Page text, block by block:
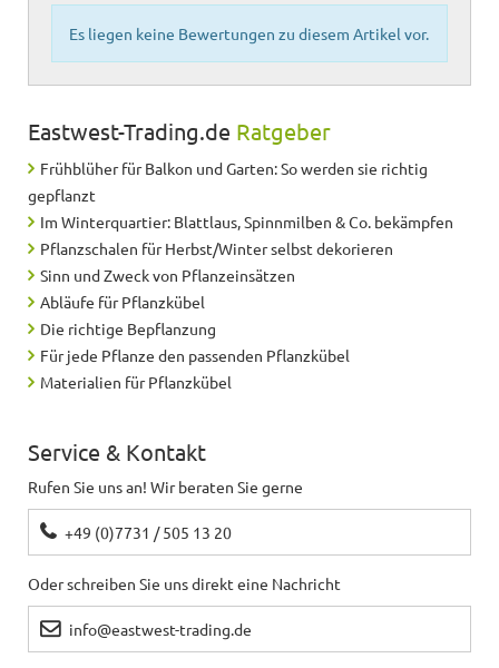
Es liegen keine Bewertungen zu diesem Artikel vor.
Eastwest-Trading.de Ratgeber
Frühblüher für Balkon und Garten: So werden sie richtig
gepflanzt
Im Winterquartier: Blattlaus, Spinnmilben & Co. bekämpfen
Pflanzschalen für Herbst/Winter selbst dekorieren
Sinn und Zweck von Pflanzeinsätzen
Abläufe für Pflanzkübel
Die richtige Bepflanzung
Für jede Pflanze den passenden Pflanzkübel
Materialien für Pflanzkübel
Service & Kontakt
Rufen Sie uns an! Wir beraten Sie gerne
+49 (0)7731 / 505 13 20
Oder schreiben Sie uns direkt eine Nachricht
info@eastwest-trading.de